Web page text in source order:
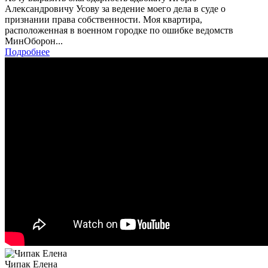
Александровичу Усову за ведение моего дела в суде о
признании права собственности. Моя квартира,
расположенная в военном городке по ошибке ведомств
МинОборон...
Подробнее
Чипак Елена